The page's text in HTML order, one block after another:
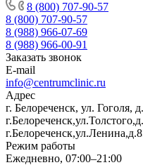
8 (800) 707-90-57
8 (800) 707-90-57
8 (988) 966-07-69
8 (988) 966-00-91
Заказать звонок
E-mail
info@centrumclinic.ru
Адрес
г. Белореченск, ул. Гоголя,
Режим работы
Ежедневно, 07:00–21:00